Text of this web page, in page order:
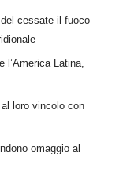
cessate il fuoco
l’America Latina,
loro vincolo con
omaggio al